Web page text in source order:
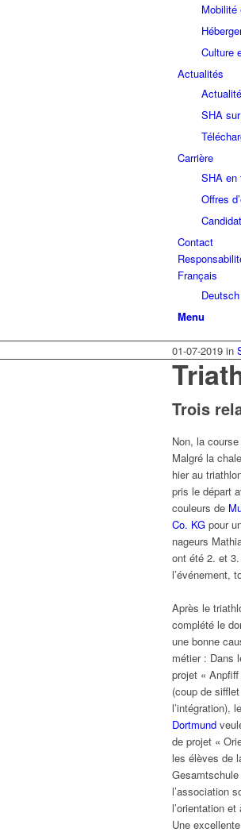
Mobilité
Culture
Actualités
SHA
Carrière
SHA en
Offres
Contact
Français
Deutsch
Menu
01-07-2019 in
Trois
Non, la
Malgré la
hier au
pris le départ
couleurs de
Co. KG pour
nageurs
ont été 2. et
l’événement,
Après le
complété le
une bonne
métier : Dans
projet «
(coup de
l’intégration),
Dortmund
de projet «
les élèves de
l’association
l’orientation
Une